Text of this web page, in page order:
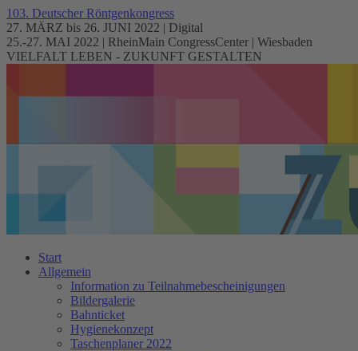
103. Deutscher Röntgenkongress
27. MÄRZ bis 26. JUNI 2022 | Digital
25.-27. MAI 2022 | RheinMain CongressCenter | Wiesbaden
VIELFALT LEBEN - ZUKUNFT GESTALTEN
Start
Allgemein
Information zu Teilnahmebescheinigungen
Bildergalerie
Bahnticket
Hygienekonzept
Taschenplaner 2022